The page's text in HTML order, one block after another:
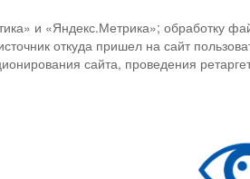
и «Яндекс.Метрика»; обработку
откуда пришел на сайт
сайта, проведения